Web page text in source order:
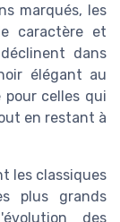
marqués, les
caractère et
dans
élégant au
celles qui
en restant à
les classiques
plus grands
des